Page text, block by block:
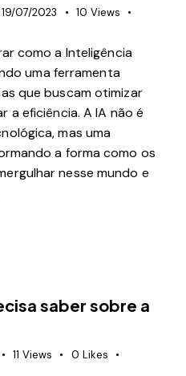
19/07/2023 10 Views
como a Inteligência
uma ferramenta
que buscam otimizar
a eficiência. A IA não é
mas uma
a forma como os
nesse mundo e
saber sobre a
11 Views 0 Likes